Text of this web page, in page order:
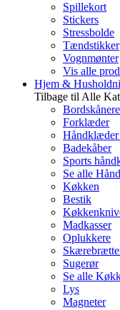
Spillekort
Stickers
Stressbolde
Tændstikker
Vognmønter
Vis alle
Hjem &
Tilbage til Alle
Bordskånere
Forklæder
Badekåber
Sports
Se alle
Køkken
Bestik
Madkasser
Oplukkere
Sugerør
Se alle
Lys
Magneter